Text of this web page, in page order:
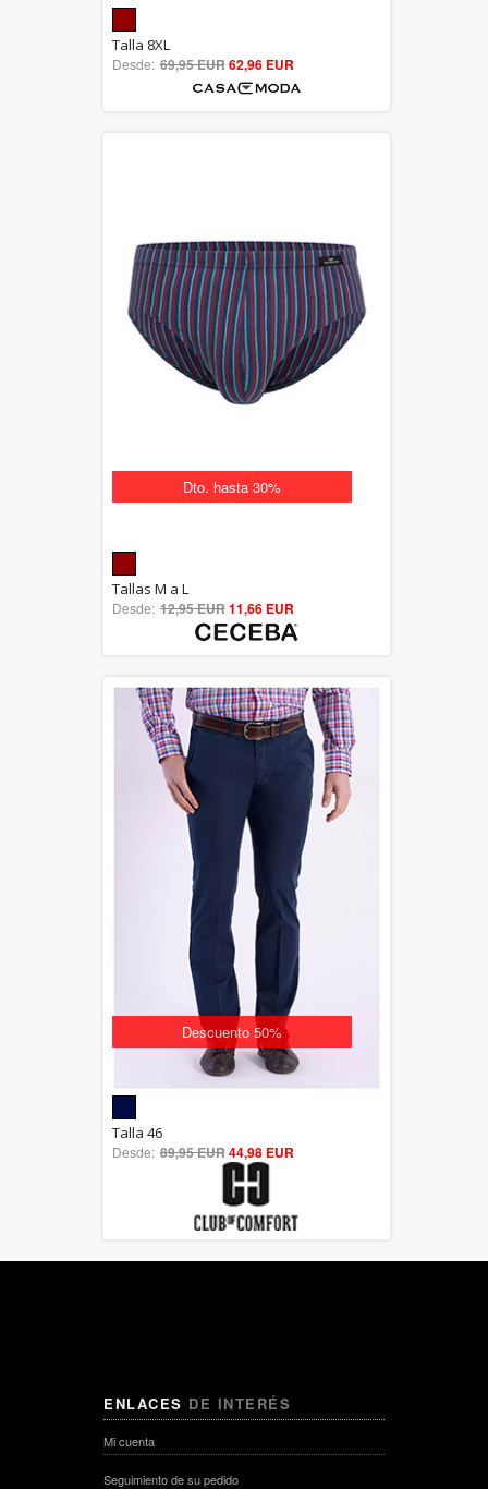
out of 5
Talla 8XL
Desde: 69,95 EUR62,96 EUR
Dto. hasta 30%
out of 5
Tallas M a L
Desde: 12,95 EUR11,66 EUR
Descuento 50%
out of 5
Talla 46
Desde: 89,95 EUR44,98 EUR
ENLACES DE INTERÉS
Mi cuenta
Seguimiento de su pedido